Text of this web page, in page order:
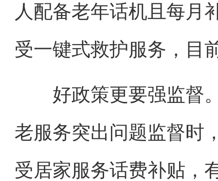
人配备老年话机且每月
受一键式救护服务，目
好政策更要强监督。
老服务突出问题监督时
受居家服务话费补贴，